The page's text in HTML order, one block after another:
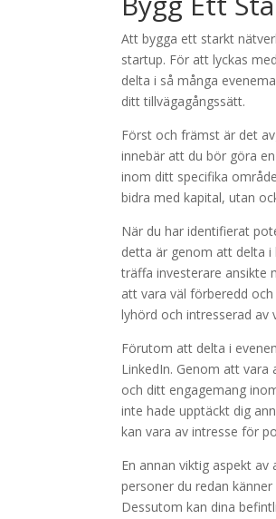
Att bygga ett starkt
startup. För att lyckas
delta i så många
ditt tillvägagångssätt.
Först och främst är det
innebär att du bör göra
inom ditt specifika
bidra med kapital, utan
När du har identifierat
detta är genom att delta i
träffa investerare ansikte
att vara väl förberedd
lyhörd och intresserad av
Förutom att delta i
LinkedIn. Genom att
och ditt engagemang
inte hade upptäckt dig
kan vara av intresse för
En annan viktig aspekt
personer du redan
Dessutom kan dina